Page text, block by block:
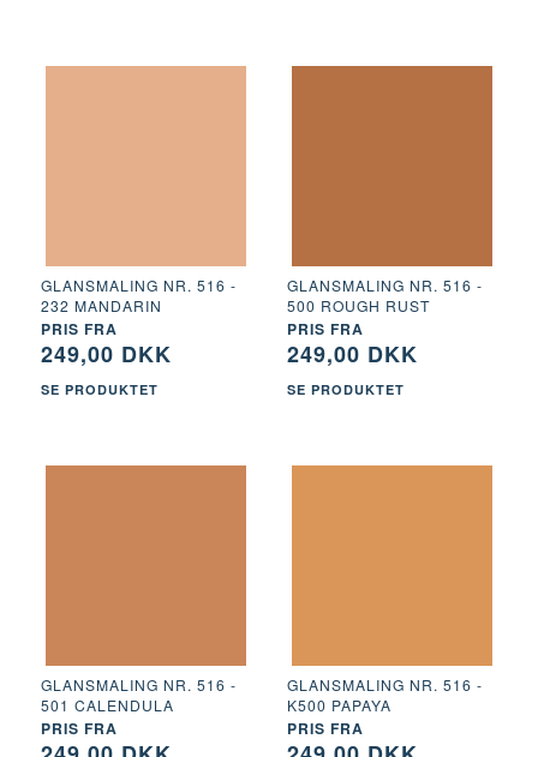
GLANSMALING NR. 516 -
232 MANDARIN
PRIS FRA
249,00 DKK
SE PRODUKTET
GLANSMALING NR. 516 -
500 ROUGH RUST
PRIS FRA
249,00 DKK
SE PRODUKTET
GLANSMALING NR. 516 -
501 CALENDULA
PRIS FRA
GLANSMALING NR. 516 -
K500 PAPAYA
PRIS FRA